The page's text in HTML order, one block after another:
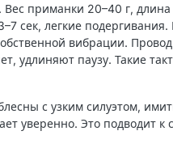
приманки 20–40 г,
сек, легкие
вибрации.
удлиняют паузу. Такие
с узким силуэтом,
уверенно. Это подводит